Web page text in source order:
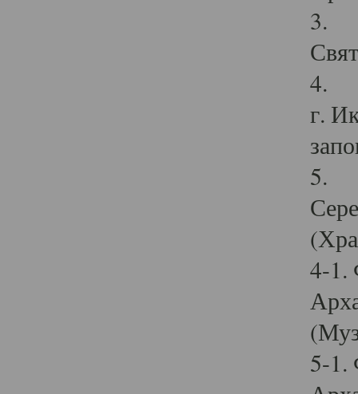
3.
4.
г.
5.
4-1.
5-1.